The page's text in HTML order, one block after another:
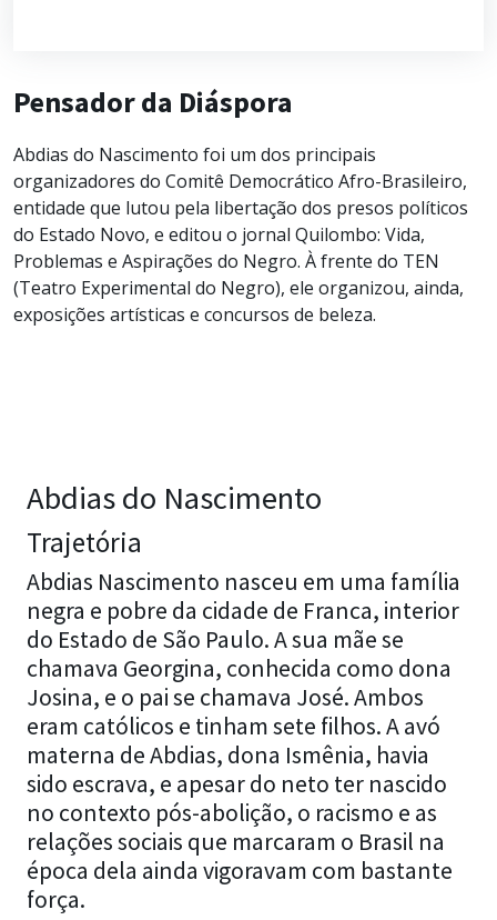
Pensador da Diáspora
Abdias do Nascimento foi um dos principais
organizadores do Comitê Democrático Afro-Brasileiro,
entidade que lutou pela libertação dos presos políticos
do Estado Novo, e editou o jornal Quilombo: Vida,
Problemas e Aspirações do Negro. À frente do TEN
(Teatro Experimental do Negro), ele organizou, ainda,
exposições artísticas e concursos de beleza.
Abdias do Nascimento
Trajetória
Abdias Nascimento nasceu em uma família
negra e pobre da cidade de Franca, interior
do Estado de São Paulo. A sua mãe se
chamava Georgina, conhecida como dona
Josina, e o pai se chamava José. Ambos
eram católicos e tinham sete filhos. A avó
materna de Abdias, dona Ismênia, havia
sido escrava, e apesar do neto ter nascido
no contexto pós-abolição, o racismo e as
relações sociais que marcaram o Brasil na
época dela ainda vigoravam com bastante
força.